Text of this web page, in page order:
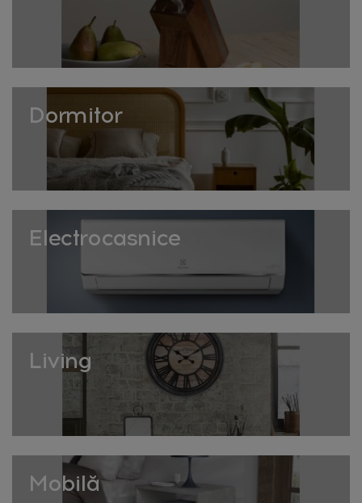
colecție ajută la eficientizarea spațiului din dulapurile de
baie, ținând totul la vedere și la îndemână, fără a mai fi
nevoie să cauți printre obiecte îngrămădite.
Coșuri de dimensiuni variate
De la coșuri mici pentru accesorii de manichiură la
modele mari pentru prosoape sau haine, colecția
acoperă toate nevoile de organizare specifice unei băi,
indiferent de dimensiunea acesteia.
Cum organizezi baia eficient
Grupează produsele pe categorii – prosoape într-un coș
mare, cosmetice în cutii mici cu capac, accesorii de
curățenie separat. Coșurile mai mari sub chiuvetă sau
Livrare rapidă în toată România. Descoperă colecția
completă de coșuri și cutii de depozitare pentru baie pe
Dormitor
Electrocasnice
Living
Mobilă